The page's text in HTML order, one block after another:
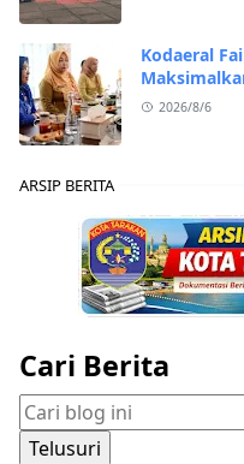
Kodaeral
2026/8/6
ARSIP BERITA
Cari Berita